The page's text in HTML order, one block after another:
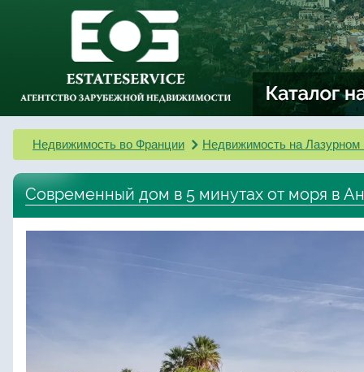
Недвижимость во Франции Недвижимость на Лазурном
Современный дом в 5 минутах от моря в